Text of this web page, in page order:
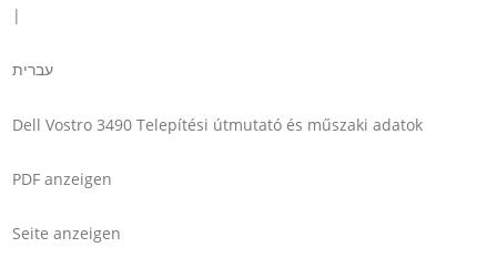
|
עברית
Dell Vostro 3490 Telepítési útmutató és műszaki adatok
PDF anzeigen
Seite anzeigen